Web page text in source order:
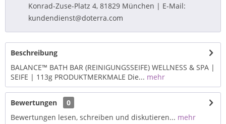
Konrad-Zuse-Platz 4, 81829 München | E-Mail:
kundendienst@doterra.com
Beschreibung
BALANCE™ BATH BAR (REINIGUNGSSEIFE) WELLNESS & SPA |
SEIFE | 113g PRODUKTMERKMALE Die... mehr
Bewertungen
0
Bewertungen lesen, schreiben und diskutieren... mehr